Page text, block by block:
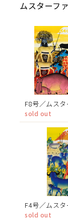
ムスターフ
F8号／ムスタ
sold out
F4号／ムスタ
sold out